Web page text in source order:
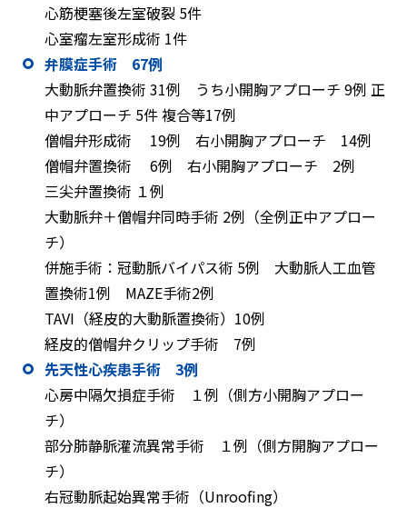
心筋梗塞後左室破裂 5件
心室瘤左室形成術 1件
弁膜症手術 67例
大動脈弁置換術 31例 うち小開胸アプローチ 9例 正
中アプローチ 5件 複合等17例
僧帽弁形成術 19例 右小開胸アプローチ 14例
僧帽弁置換術 6例 右小開胸アプローチ 2例
三尖弁置換術 １例
大動脈弁＋僧帽弁同時手術 2例（全例正中アプロー
チ）
併施手術：冠動脈バイパス術 5例 大動脈人工血管
置換術1例 MAZE手術2例
TAVI（経皮的大動脈置換術）10例
経皮的僧帽弁クリップ手術 7例
先天性心疾患手術 3例
心房中隔欠損症手術 １例（側方小開胸アプロー
チ）
部分肺静脈灌流異常手術 １例（側方開胸アプロー
チ）
右冠動脈起始異常手術（Unroofing）